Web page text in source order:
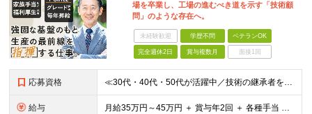
場を卒業し、工場の進むべき道を示す「技術顧
問」のような存在へ。
未経験歓迎 学歴不問 ベテランOK
完全週休2日 賞与複数月 面接1回
応募資格 ≪30代・40代・50代が活躍中／技術の継承者を求めています≫ ◎生産技術または製造技術の実務経験をお持ちの方 ┗年数は問いません。10年、20年と培ってきた熟練の知見を高く評価します。 ┗「量産立ち
給与 月給35万円～45万円 ＋ 賞与年2回 ＋ 各種手当 ※上記はあくまで下限の目安です。あなたの長年の経験・スキルを最大限に考慮し、加給優遇いたします。 ※試用期間3ヶ月間あり（期間中の給与・待遇に差